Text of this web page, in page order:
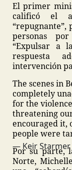
El primer
calificó el
personas
“Expulsar a
respuesta
intervención
The scenes in
completely
for the
threatening
encouraged it,
people were
— Keir Starmer
Por su parte,
Norte,